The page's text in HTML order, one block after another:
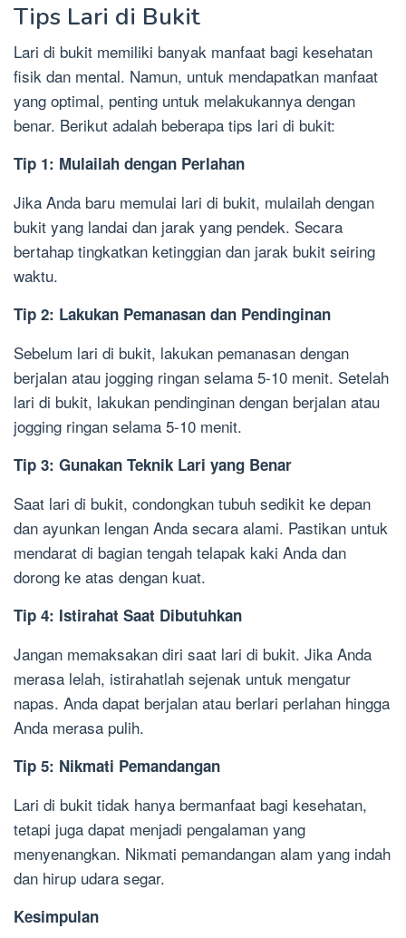
Tips Lari di Bukit
Lari di bukit memiliki banyak manfaat bagi kesehatan
fisik dan mental. Namun, untuk mendapatkan manfaat
yang optimal, penting untuk melakukannya dengan
benar. Berikut adalah beberapa tips lari di bukit:
Tip 1: Mulailah dengan Perlahan
Jika Anda baru memulai lari di bukit, mulailah dengan
bukit yang landai dan jarak yang pendek. Secara
bertahap tingkatkan ketinggian dan jarak bukit seiring
waktu.
Tip 2: Lakukan Pemanasan dan Pendinginan
Sebelum lari di bukit, lakukan pemanasan dengan
berjalan atau jogging ringan selama 5-10 menit. Setelah
lari di bukit, lakukan pendinginan dengan berjalan atau
jogging ringan selama 5-10 menit.
Tip 3: Gunakan Teknik Lari yang Benar
Saat lari di bukit, condongkan tubuh sedikit ke depan
dan ayunkan lengan Anda secara alami. Pastikan untuk
mendarat di bagian tengah telapak kaki Anda dan
dorong ke atas dengan kuat.
Tip 4: Istirahat Saat Dibutuhkan
Jangan memaksakan diri saat lari di bukit. Jika Anda
merasa lelah, istirahatlah sejenak untuk mengatur
napas. Anda dapat berjalan atau berlari perlahan hingga
Anda merasa pulih.
Tip 5: Nikmati Pemandangan
Lari di bukit tidak hanya bermanfaat bagi kesehatan,
tetapi juga dapat menjadi pengalaman yang
menyenangkan. Nikmati pemandangan alam yang indah
dan hirup udara segar.
Kesimpulan